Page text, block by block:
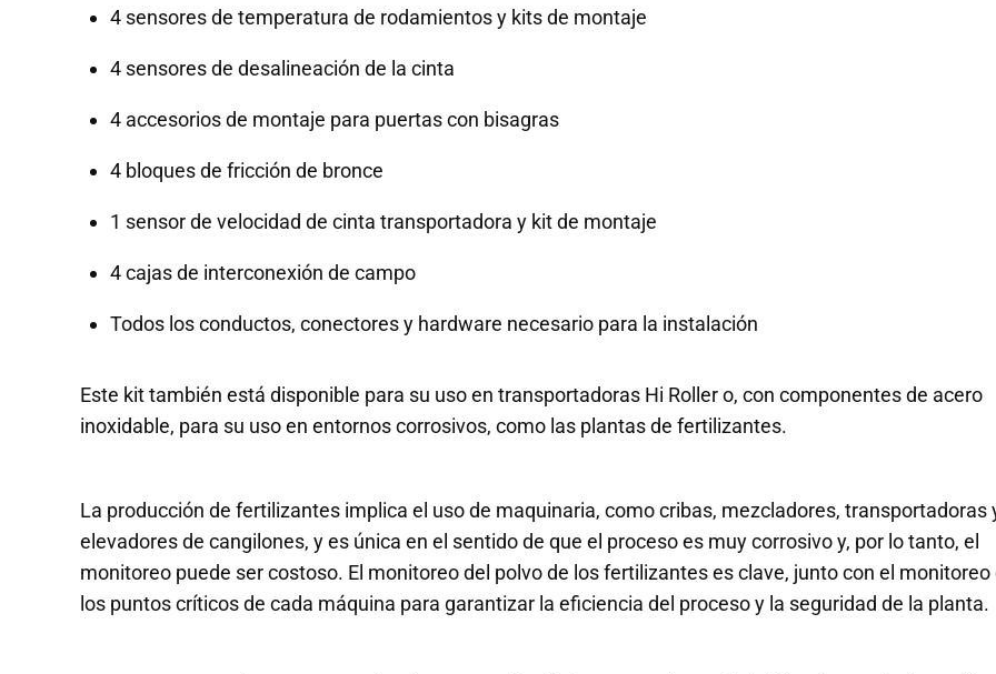
4 sensores de temperatura de rodamientos y kits de montaje
4 sensores de desalineación de la cinta
4 accesorios de montaje para puertas con bisagras
4 bloques de fricción de bronce
1 sensor de velocidad de cinta transportadora y kit de montaje
4 cajas de interconexión de campo
Todos los conductos, conectores y hardware necesario para la instalación
Este kit también está disponible para su uso en transportadoras Hi Roller o, con componentes de acero
inoxidable, para su uso en entornos corrosivos, como las plantas de fertilizantes.
La producción de fertilizantes implica el uso de maquinaria, como cribas, mezcladores, transportadoras
elevadores de cangilones, y es única en el sentido de que el proceso es muy corrosivo y, por lo tanto, el
monitoreo puede ser costoso. El monitoreo del polvo de los fertilizantes es clave, junto con el monitoreo
los puntos críticos de cada máquina para garantizar la eficiencia del proceso y la seguridad de la planta.